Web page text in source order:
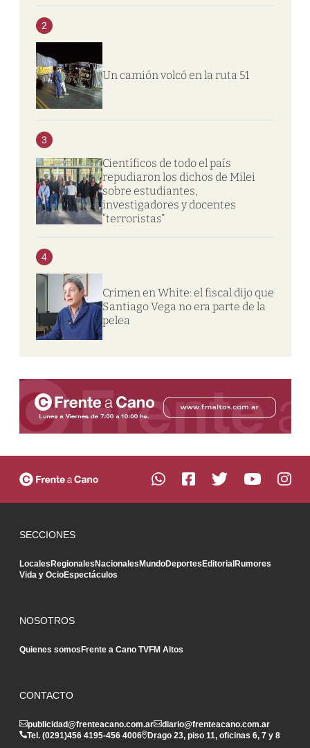
2
Un camión volcó en la ruta 51
3
Científicos de todo el país
repudiaron los dichos de Milei
sobre estudiantes,
investigadores y docentes
“terroristas”
4
Crimen en White: el fiscal dijo que
Santiago Vega no era parte de la
pelea
SECCIONES
LocalesRegionalesNacionalesMundoDeportesEditorialRumores
Vida y OcioEspectáculos
NOSOTROS
Quienes somosFrente a Cano TVFM Altos
CONTACTO
publicidad@frenteacano.com.ar
diario@frenteacano.com.ar
Tel. (0291)456 4195-456 4006 Drago 23, piso 11, oficinas 6, 7 y 8